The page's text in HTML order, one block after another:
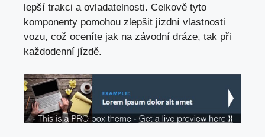
lepší trakci a ovladatelnosti. Celkově tyto
komponenty pomohou zlepšit jízdní vlastnosti
vozu, což oceníte jak na závodní dráze, tak při
každodenní jízdě.